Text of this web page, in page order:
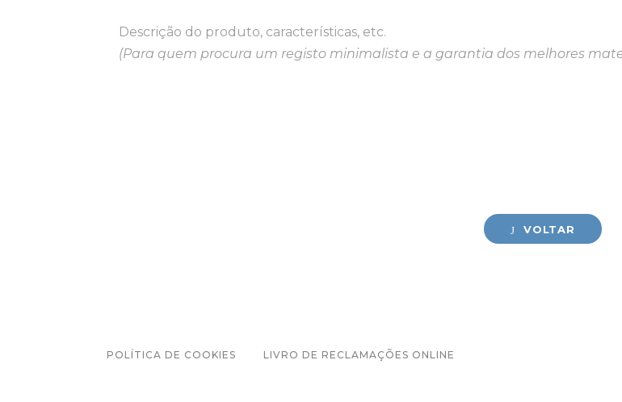
Descrição do produto, características, etc.
(Para quem procura um registo minimalista e a garantia dos melhores
VOLTAR
POLÍTICA DE COOKIES LIVRO DE RECLAMAÇÕES ONLINE